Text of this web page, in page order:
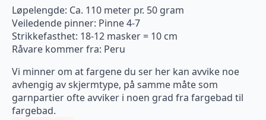
Løpelengde: Ca. 110 meter pr. 50 gram
Veiledende pinner: Pinne 4-7
Strikkefasthet: 18-12 masker = 10 cm
Råvare kommer fra: Peru
Vi minner om at fargene du ser her kan avvike noe
avhengig av skjermtype, på samme måte som
garnpartier ofte avviker i noen grad fra fargebad til
fargebad.